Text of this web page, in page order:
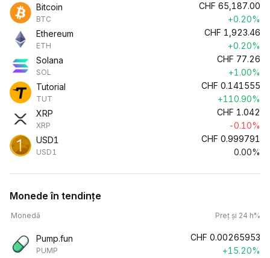
Bitcoin
BTC
CHF 65,187.00
+0.20%
Ethereum
ETH
CHF 1,923.46
+0.20%
Solana
SOL
CHF 77.26
+1.00%
Tutorial
TUT
CHF 0.141555
+110.90%
XRP
XRP
CHF 1.042
-0.10%
USD1
USD1
CHF 0.999791
0.00%
Monede în tendințe
Monedă Preț și 24 h%
Pump.fun
PUMP
CHF 0.00265953
+15.20%